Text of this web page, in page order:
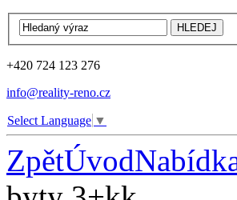
+420 724 123 276
info@reality-reno.cz
Select Language ▼
ZpětÚvod